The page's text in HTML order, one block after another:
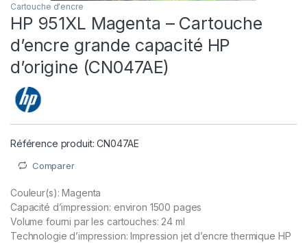
Cartouche d'encre
HP 951XL Magenta – Cartouche
d’encre grande capacité HP
d’origine (CN047AE)
Référence produit: CN047AE
Comparer
Couleur(s): Magenta
Capacité d’impression: environ 1500 pages
Volume fourni par les cartouches: 24 ml
Technologie d’impression: Impression jet d’encre thermique HP